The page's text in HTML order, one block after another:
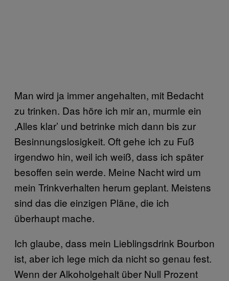
Man wird ja immer angehalten, mit Bedacht
zu trinken. Das höre ich mir an, murmle ein
‚Alles klar’ und betrinke mich dann bis zur
Besinnungslosigkeit. Oft gehe ich zu Fuß
irgendwo hin, weil ich weiß, dass ich später
besoffen sein werde. Meine Nacht wird um
mein Trinkverhalten herum geplant. Meistens
sind das die einzigen Pläne, die ich
überhaupt mache.
Ich glaube, dass mein Lieblingsdrink Bourbon
ist, aber ich lege mich da nicht so genau fest.
Wenn der Alkoholgehalt über Null Prozent